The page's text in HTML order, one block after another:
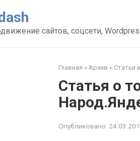
сайтов, соцсети,
Главная » Архив » Статьи
Статья о
Опубликовано: